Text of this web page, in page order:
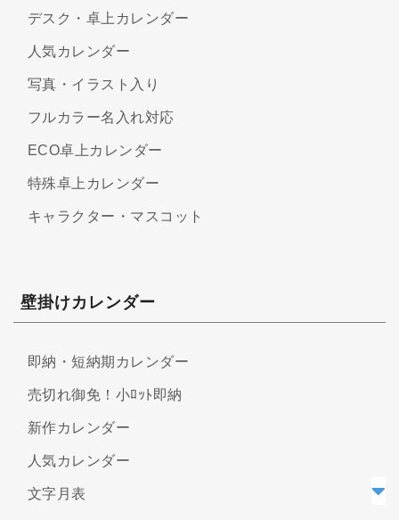
デスク・卓上カレンダー
人気カレンダー
写真・イラスト入り
フルカラー名入れ対応
ECO卓上カレンダー
特殊卓上カレンダー
キャラクター・マスコット
壁掛けカレンダー
即納・短納期カレンダー
売切れ御免！小ﾛｯﾄ即納
新作カレンダー
人気カレンダー
文字月表